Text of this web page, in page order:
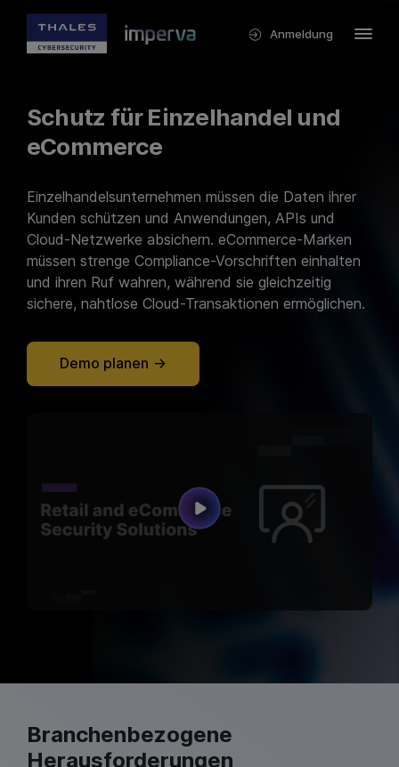
Anmeldung
Schutz für Einzelhandel und
eCommerce
Einzelhandelsunternehmen müssen die Daten ihrer
Kunden schützen und Anwendungen, APIs und
Cloud-Netzwerke absichern. eCommerce-Marken
müssen strenge Compliance-Vorschriften einhalten
und ihren Ruf wahren, während sie gleichzeitig
sichere, nahtlose Cloud-Transaktionen ermöglichen.
Demo planen
Branchenbezogene
Herausforderungen